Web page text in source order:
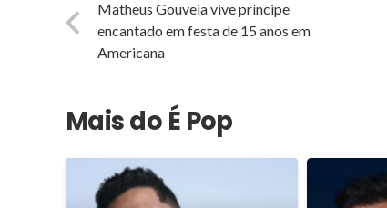
Matheus Gouveia vive príncipe
encantado em festa de 15 anos em
Americana
Mais do É Pop